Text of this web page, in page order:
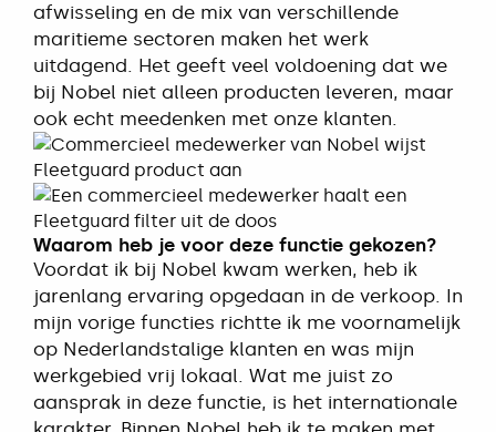
afwisseling en de mix van verschillende
maritieme sectoren maken het werk
uitdagend. Het geeft veel voldoening dat we
bij Nobel niet alleen producten leveren, maar
ook echt meedenken met onze klanten.
Waarom heb je voor deze functie gekozen?
Voordat ik bij Nobel kwam werken, heb ik
jarenlang ervaring opgedaan in de verkoop. In
mijn vorige functies richtte ik me voornamelijk
op Nederlandstalige klanten en was mijn
werkgebied vrij lokaal. Wat me juist zo
aansprak in deze functie, is het internationale